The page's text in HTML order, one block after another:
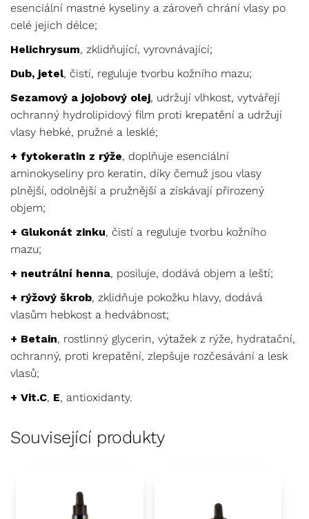
esenciální mastné kyseliny a zároveň chrání vlasy po
celé jejich délce;
Helichrysum, zklidňující, vyrovnávající;
Dub, jetel, čistí, reguluje tvorbu kožního mazu;
Sezamový a jojobový olej, udržují vlhkost, vytvářejí
ochranný hydrolipidový film proti krepatění a udržují
vlasy hebké, pružné a lesklé;
+ fytokeratin z rýže, doplňuje esenciální
aminokyseliny pro keratin, díky čemuž jsou vlasy
plnější, odolnější a pružnější a získávají přirozený
objem;
+ Glukonát zinku, čistí a reguluje tvorbu kožního
mazu;
+ neutrální henna, posiluje, dodává objem a leští;
+ rýžový škrob, zklidňuje pokožku hlavy, dodává
vlasům hebkost a hedvábnost;
+ Betain, rostlinný glycerin, výtažek z rýže, hydratační,
ochranný, proti krepatění, zlepšuje rozčesávání a lesk
vlasů;
+ Vit.C, E, antioxidanty.
Související produkty